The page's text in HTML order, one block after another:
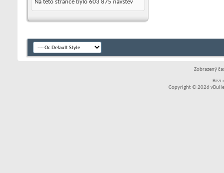
Na této stránce bylo 603 875 návštěv
Zobrazený
Běží
Copyright © 2026